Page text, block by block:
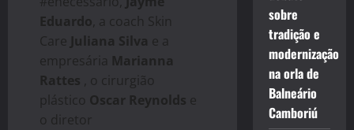
Eduardo , a coach Skin
Care Juliana Silva e a
empresária Marianna
Rattes , o cirurgião
plástico Oscar Reynolds e
o diretor
sobre
tradição e
modernização
na orla de
Balneário
Camboriú